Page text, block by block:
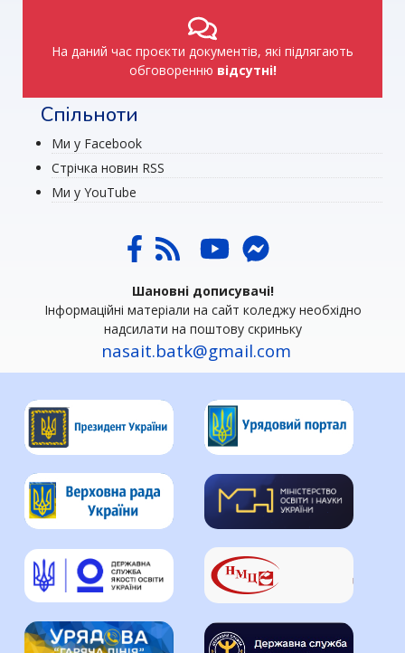
На даний час проєкти документів, які підлягають
обговоренню відсутні!
Спільноти
Ми у Facebook
Стрічка новин RSS
Ми у YouTube
Шановні дописувачі!
Інформаційні матеріали на сайт коледжу необхідно
надсилати на поштову скриньку
nasait.batk@gmail.com